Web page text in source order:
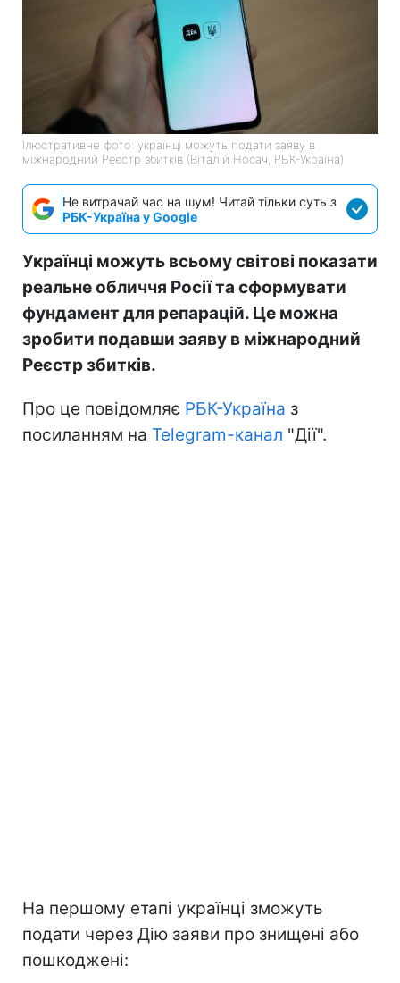
Ілюстративне фото: українці можуть подати заяву в
міжнародний Реєстр збитків (Віталій Носач, РБК-Україна)
Не витрачай час на шум! Читай тільки суть з
РБК-Україна у Google
Українці можуть всьому світові показати
реальне обличчя Росії та сформувати
фундамент для репарацій. Це можна
зробити подавши заяву в міжнародний
Реєстр збитків.
Про це повідомляє РБК-Україна з
посиланням на Telegram-канал "Дії".
На першому етапі українці зможуть
подати через Дію заяви про знищені або
пошкоджені: